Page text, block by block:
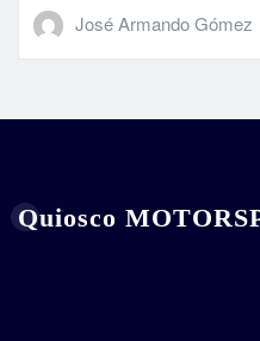
José Armando Gómez
Quiosco